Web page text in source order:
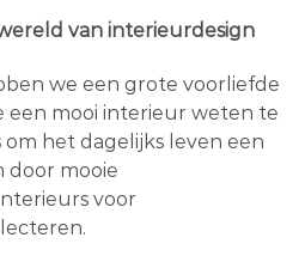
van interieurdesign
we een grote voorliefde
een mooi interieur weten te
om het dagelijks leven een
door mooie
voor